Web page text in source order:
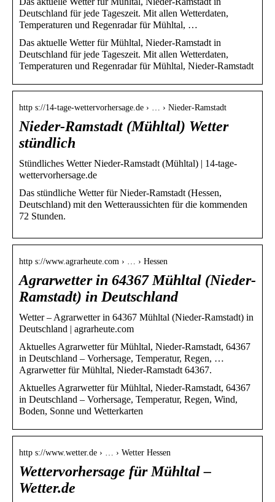
Deutschland für jede Tageszeit. Mit allen Wetterdaten,
Temperaturen und Regenradar für Mühltal, …
Das aktuelle Wetter für Mühltal, Nieder-Ramstadt in
Deutschland für jede Tageszeit. Mit allen Wetterdaten,
Temperaturen und Regenradar für Mühltal, Nieder-Ramstadt
http s://14-tage-wettervorhersage.de › … › Nieder-Ramstadt
Nieder-Ramstadt (Mühltal) Wetter
stündlich
Stündliches Wetter Nieder-Ramstadt (Mühltal) | 14-tage-
wettervorhersage.de
Das stündliche Wetter für Nieder-Ramstadt (Hessen,
Deutschland) mit den Wetteraussichten für die kommenden
72 Stunden.
http s://www.agrarheute.com › … › Hessen
Agrarwetter in 64367 Mühltal (Nieder-
Ramstadt) in Deutschland
Wetter – Agrarwetter in 64367 Mühltal (Nieder-Ramstadt) in
Deutschland | agrarheute.com
Aktuelles Agrarwetter für Mühltal, Nieder-Ramstadt, 64367
in Deutschland – Vorhersage, Temperatur, Regen, …
Agrarwetter für Mühltal, Nieder-Ramstadt 64367.
Aktuelles Agrarwetter für Mühltal, Nieder-Ramstadt, 64367
in Deutschland – Vorhersage, Temperatur, Regen, Wind,
Boden, Sonne und Wetterkarten
http s://www.wetter.de › … › Wetter Hessen
Wettervorhersage für Mühltal –
Wetter.de